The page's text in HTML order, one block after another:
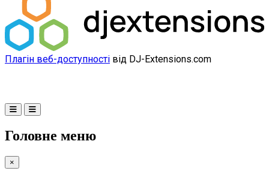
Плагін веб-доступності від DJ-Extensions.com
Головне меню
×